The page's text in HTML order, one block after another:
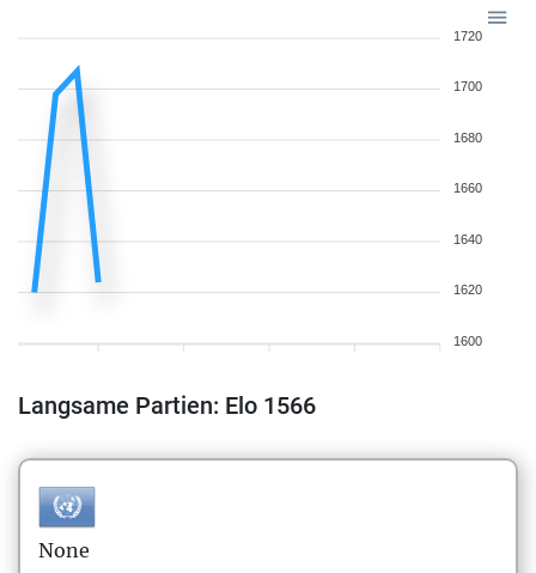
1720
1700
1680
1660
1640
1620
1600
Langsame Partien: Elo 1566
None